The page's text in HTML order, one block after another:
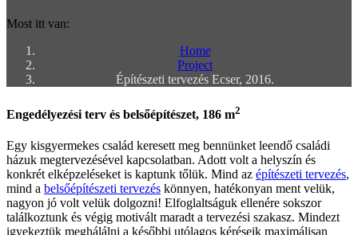
Most itt van:
Home
Project
Építészeti tervezés Ecser, 2016.
Engedélyezési terv és belsőépítészet, 186 m2
Egy kisgyermekes család keresett meg bennünket leendő családi
házuk megtervezésével kapcsolatban. Adott volt a helyszín és
konkrét elképzeléseket is kaptunk tőlük. Mind az építészeti tervezés,
mind a belsőépítészeti tervezés könnyen, hatékonyan ment velük,
nagyon jó volt velük dolgozni! Elfoglaltságuk ellenére sokszor
találkoztunk és végig motivált maradt a tervezési szakasz. Mindezt
igyekeztük meghálálni a későbbi utólagos kéréseik maximálisan